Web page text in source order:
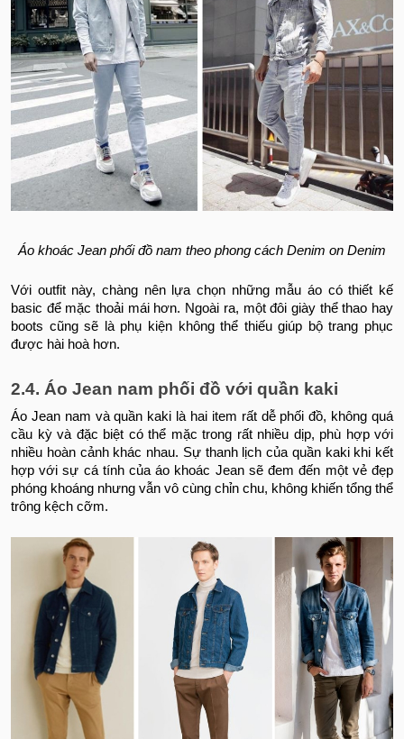
Áo khoác Jean phối đồ nam theo phong cách Denim on Denim
Với outfit này, chàng nên lựa chọn những mẫu áo có thiết kế
basic để mặc thoải mái hơn. Ngoài ra, một đôi giày thể thao hay
boots cũng sẽ là phụ kiện không thể thiếu giúp bộ trang phục
được hài hoà hơn.
2.4. Áo Jean nam phối đồ với quần kaki
Áo Jean nam và quần kaki là hai item rất dễ phối đồ, không quá
cầu kỳ và đặc biệt có thể mặc trong rất nhiều dịp, phù hợp với
nhiều hoàn cảnh khác nhau. Sự thanh lịch của quần kaki khi kết
hợp với sự cá tính của áo khoác Jean sẽ đem đến một vẻ đẹp
phóng khoáng nhưng vẫn vô cùng chỉn chu, không khiến tổng thể
trông kệch cỡm.